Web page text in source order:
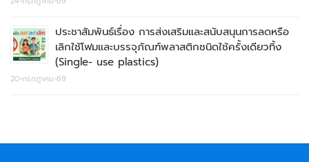
ประชาสัมพันธ์เรื่อง การส่งเสริมและสนับสนุนการลดหรือ
เลิกใช้โฟมและบรรจุภัณฑ์พลาสติกชนิดใช้ครั้งเดียวทิ้ง
(Single- use plastics)
20-กรกฎาคม-69